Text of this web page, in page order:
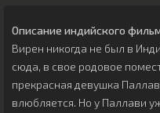
Описание индийского
Вирен никогда не был в
сюда, в свое родовое
прекрасная девушка
влюбляется. Но у Паллави